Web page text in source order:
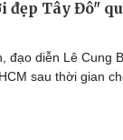
đẹp Tây Đô"
đạo diễn Lê Cung
sau thời gian